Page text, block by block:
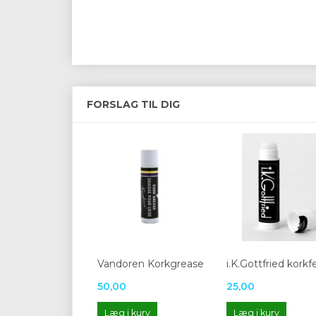
FORSLAG TIL DIG
Vandoren Korkgrease
50,00
Læg i kurv
i.K.Gottfried
25,00
Læg i kurv